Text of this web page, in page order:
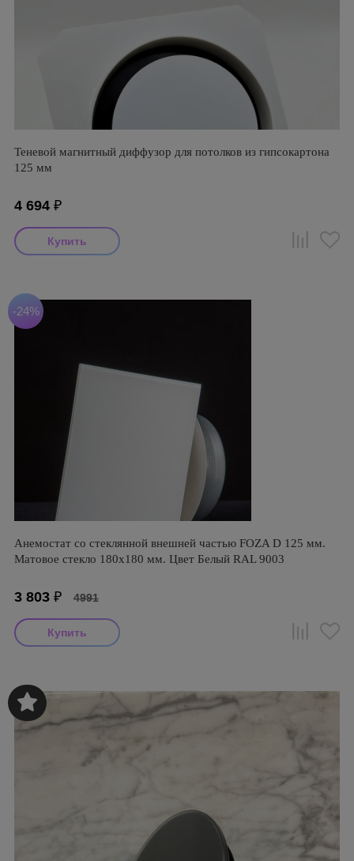
Теневой магнитный диффузор для потолков из гипсокартона
125 мм
4 694 ₽
-24%
Анемостат со стеклянной внешней частью FOZA D 125 мм.
Матовое стекло 180х180 мм. Цвет Белый RAL 9003
3 803 ₽ 4991